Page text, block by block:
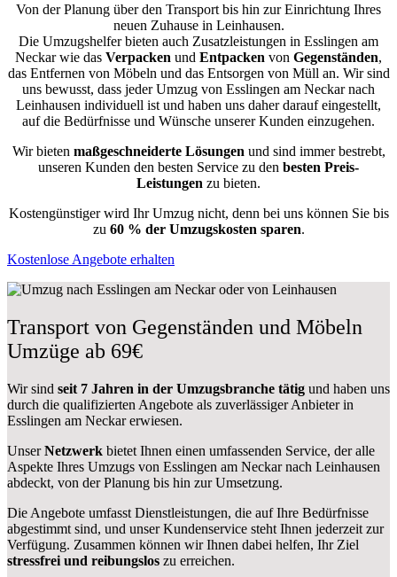
Von der Planung über den Transport bis hin zur Einrichtung Ihres
neuen Zuhause in Leinhausen.
Die Umzugshelfer bieten auch Zusatzleistungen in Esslingen am
Neckar wie das Verpacken und Entpacken von Gegenständen,
das Entfernen von Möbeln und das Entsorgen von Müll an. Wir sind
uns bewusst, dass jeder Umzug von Esslingen am Neckar nach
Leinhausen individuell ist und haben uns daher darauf eingestellt,
auf die Bedürfnisse und Wünsche unserer Kunden einzugehen.
Wir bieten maßgeschneiderte Lösungen und sind immer bestrebt,
unseren Kunden den besten Service zu den besten Preis-
Leistungen zu bieten.
Kostengünstiger wird Ihr Umzug nicht, denn bei uns können Sie bis
zu 60 % der Umzugskosten sparen.
Kostenlose Angebote erhalten
Transport von Gegenständen und Möbeln
Umzüge ab 69€
Wir sind seit 7 Jahren in der Umzugsbranche tätig und haben uns
durch die qualifizierten Angebote als zuverlässiger Anbieter in
Esslingen am Neckar erwiesen.
UnserNetzwerk bietet Ihnen einen umfassenden Service, der alle
Aspekte Ihres Umzugs von Esslingen am Neckar nach Leinhausen
abdeckt, von der Planung bis hin zur Umsetzung.
Die Angebote umfasst Dienstleistungen, die auf Ihre Bedürfnisse
abgestimmt sind, und unser Kundenservice steht Ihnen jederzeit zur
Verfügung. Zusammen können wir Ihnen dabei helfen, Ihr Ziel
stressfrei und reibungslos zu erreichen.